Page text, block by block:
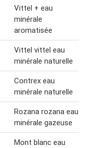
Vittel + eau
minérale
aromatisée
Vittel vittel eau
minérale naturelle
Contrex eau
minérale naturelle
Rozana rozana eau
minérale gazeuse
Mont blanc eau